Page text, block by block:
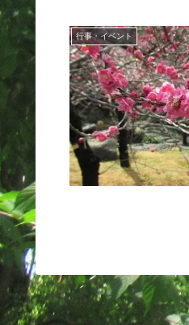
行事・イベント